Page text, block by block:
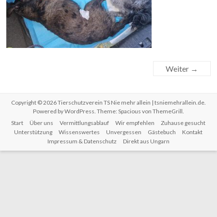
Weiter →
Copyright © 2026Tierschutzverein TS Nie mehr allein | tsniemehrallein.de.
Powered byWordPress. Theme: Spacious von ThemeGrill.
Start
Über uns Vermittlungsablauf Wir empfehlen
Zuhause gesucht
Unterstützung
Wissenswertes Unvergessen Gästebuch
Kontakt
Impressum & Datenschutz
Direkt aus Ungarn